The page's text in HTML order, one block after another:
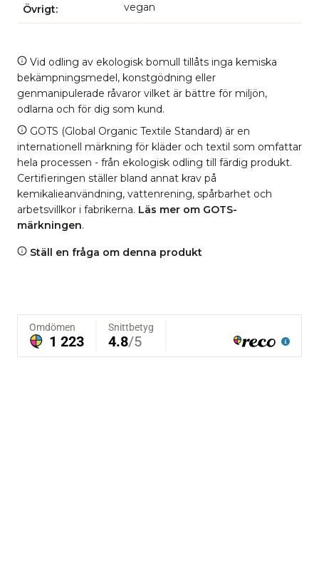
Övrigt vegan
Vid odling av ekologisk bomull tillåts inga kemiska
bekämpningsmedel, konstgödning eller
genmanipulerade råvaror vilket är bättre för miljön,
odlarna och för dig som kund.
GOTS (Global Organic Textile Standard) är en
internationell märkning för kläder och textil som omfattar
hela processen - från ekologisk odling till färdig produkt.
Certifieringen ställer bland annat krav på
kemikalieanvändning, vattenrening, spårbarhet och
arbetsvillkor i fabrikerna. Läs mer om GOTS-
märkningen.
Ställ en fråga om denna produkt